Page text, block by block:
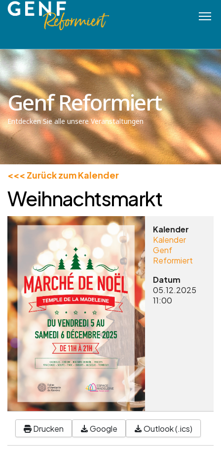
Genf Reformiert
Entdecken Sie alle unsere Veranstaltungen
<<< Zurück zum Kalender
Weihnachtsmarkt
Kalender
Kalender
Genf
Reformiert
Datum
05.12.2025
11:00
Drucken Google Outlook (.ics)